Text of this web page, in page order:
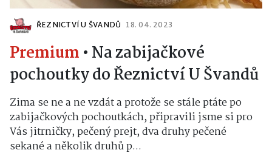
ŘEZNICTVÍ U ŠVANDŮ 18. 04. 2023
Premium • Na zabijačkové
pochoutky do Řeznictví U Švandů
Zima se ne a ne vzdát a protože se stále ptáte po
zabijačkových pochoutkách, připravili jsme si pro
Vás jitrničky, pečený prejt, dva druhy pečené
sekané a několik druhů p...